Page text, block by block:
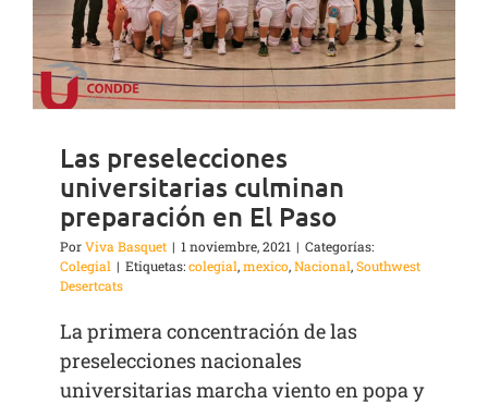
Las preselecciones
universitarias culminan
preparación en El Paso
PorViva Basquet | 1 noviembre, 2021 | Categorías:
Colegial | Etiquetas:colegial,mexico,Nacional,Southwest
Desertcats
La primera concentración de las
preselecciones nacionales
universitarias marcha viento en popa y